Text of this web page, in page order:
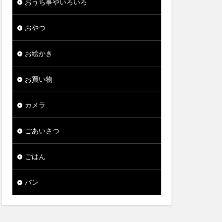
おうち事やいろいろ
おやつ
お絵かき
お買い物
カメラ
ごあいさつ
ごはん
パン